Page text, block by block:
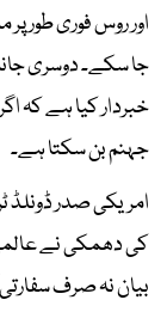
اور روس فوری طور
جا سکے۔ دوسری جانب
خبردار کیا ہے کہ
جہنم بن سکتا ہے۔
کی دھمکی نے
بیان نہ صرف